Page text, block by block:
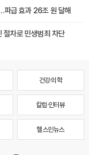
파급 효과 26조 원 달해
절차로 민생범죄 차단
건강·의학
칼럼·인터뷰
헬스인뉴스